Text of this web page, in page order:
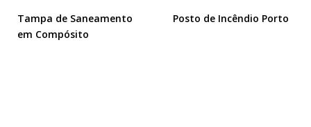
Tampa de Saneamento
em Compósito
Posto de Incêndio Porto